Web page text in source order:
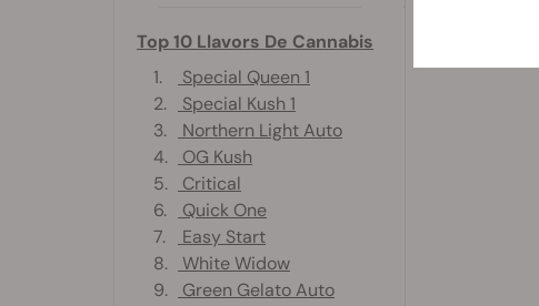
Top 10 Llavors De Cannabis
1.
Special Queen 1
2.
Special Kush 1
3.
Northern Light Auto
4.
OG Kush
5.
Critical
6.
Quick One
7.
Easy Start
8.
White Widow
9.
Green Gelato Auto